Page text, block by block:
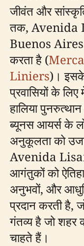
जीवंत और
तक, Avenida
Buenos Aires
करता है (
Liniers)। इसके
प्रवासियों के
हालिया
ब्यूनस आयर्स के
अनुकूलता को
Avenida
आगंतुकों को
अनुभवों, और
प्रदान करती है,
गंतव्य है जो शहर
चाहते हैं।